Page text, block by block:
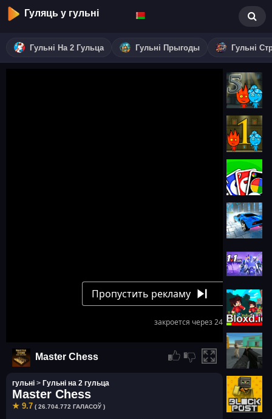
Гуляць у гульні
Гульні На 2 Гульца Гульні Прыгоды Гульні
Master Chess
гульні > Гульні на 2 гульца
Master Chess
★ 9.7 ( 26.704.772 ГАЛАСОЎ )